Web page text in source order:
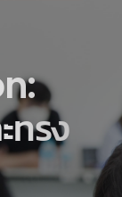
ทรง